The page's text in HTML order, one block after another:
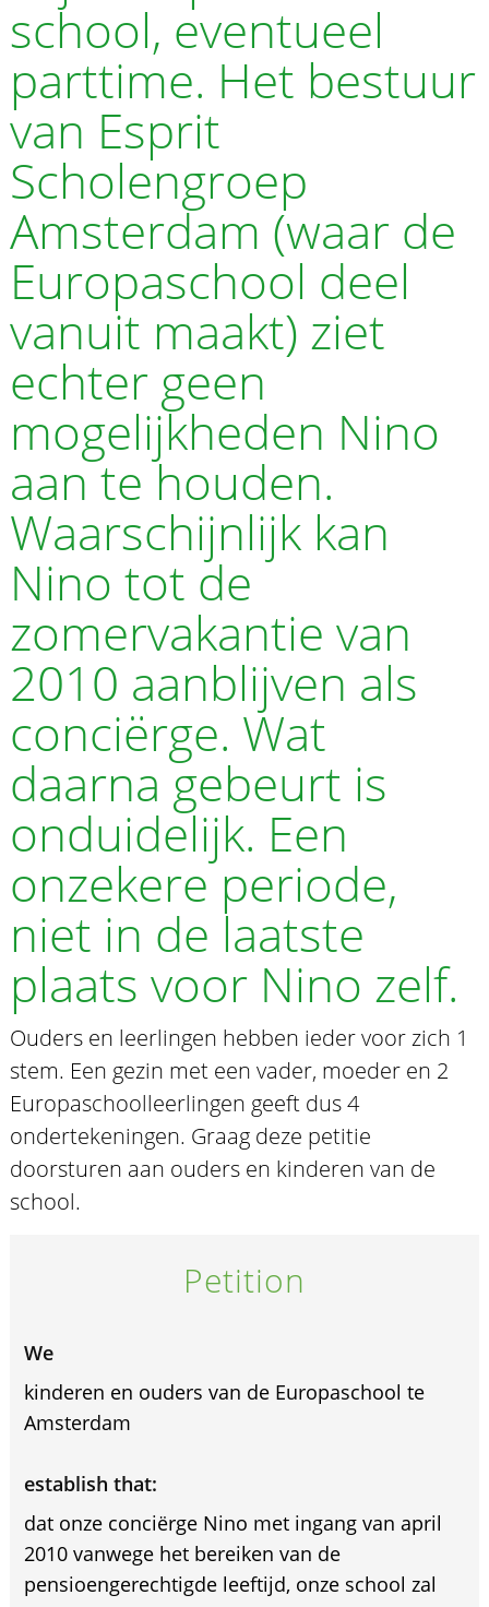
school, eventueel
parttime. Het bestuur
van Esprit
Scholengroep
Amsterdam (waar de
Europaschool deel
vanuit maakt) ziet
echter geen
mogelijkheden Nino
aan te houden.
Waarschijnlijk kan
Nino tot de
zomervakantie van
2010 aanblijven als
conciërge. Wat
daarna gebeurt is
onduidelijk. Een
onzekere periode,
niet in de laatste
plaats voor Nino zelf.
Ouders en leerlingen hebben ieder voor zich 1
stem. Een gezin met een vader, moeder en 2
Europaschoolleerlingen geeft dus 4
ondertekeningen. Graag deze petitie
doorsturen aan ouders en kinderen van de
school.
Petition
We
kinderen en ouders van de Europaschool te
Amsterdam
establish that:
dat onze conciërge Nino met ingang van april
2010 vanwege het bereiken van de
pensioengerechtigde leeftijd, onze school zal